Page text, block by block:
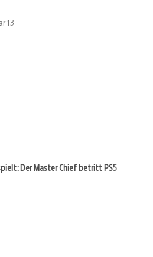
13
Der Master Chief betritt PS5